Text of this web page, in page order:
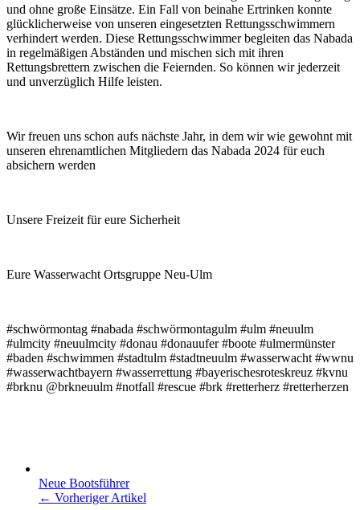
und ohne große Einsätze. Ein Fall von beinahe Ertrinken konnte
glücklicherweise von unseren eingesetzten Rettungsschwimmern
verhindert werden. Diese Rettungsschwimmer begleiten das Nabada
in regelmäßigen Abständen und mischen sich mit ihren
Rettungsbrettern zwischen die Feiernden. So können wir jederzeit
und unverzüglich Hilfe leisten.
Wir freuen uns schon aufs nächste Jahr, in dem wir wie gewohnt mit
unseren ehrenamtlichen Mitgliedern das Nabada 2024 für euch
absichern werden
Unsere Freizeit für eure Sicherheit
Eure Wasserwacht Ortsgruppe Neu-Ulm
#schwörmontag #nabada #schwörmontagulm #ulm #neuulm
#ulmcity #neuulmcity #donau #donauufer #boote #ulmermünster
#baden #schwimmen #stadtulm #stadtneuulm #wasserwacht #wwnu
#wasserwachtbayern #wasserrettung #bayerischesroteskreuz #kvnu
#brknu @brkneuulm #notfall #rescue #brk #retterherz #retterherzen
Neue Bootsführer
← Vorheriger Artikel